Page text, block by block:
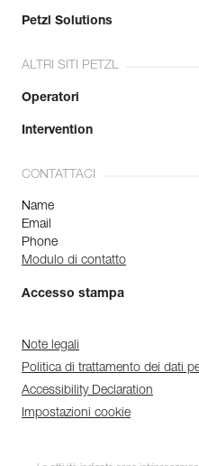
Petzl Solutions
ALTRI SITI PETZL
Operatori
Intervention
CONTATTACI
Name
Email
Phone
Modulo di contatto
Accesso stampa
Note legali
Politica di trattamento dei dati
Accessibility Declaration
Impostazioni cookie